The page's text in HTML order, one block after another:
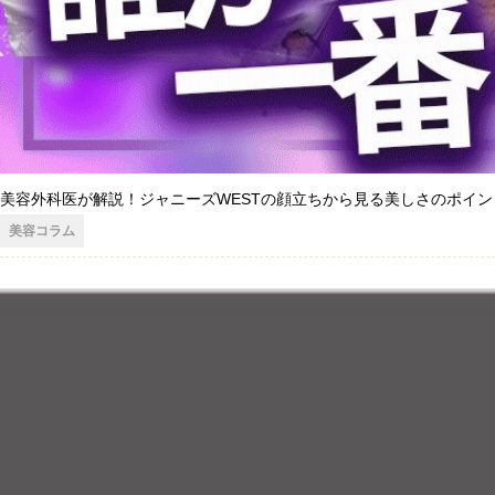
美容外科医が解説！ジャニーズWESTの顔立ちから見る美しさのポイ
美容コラム